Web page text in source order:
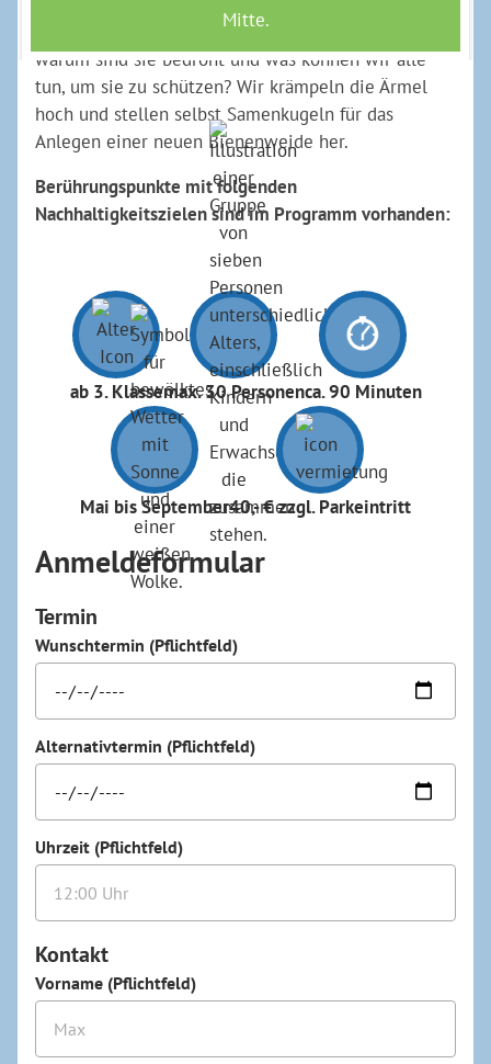
bestimmen sie. Wie viele Bienenarten gibt es,
warum sind sie bedroht und was können wir alle
tun, um sie zu schützen? Wir krämpeln die Ärmel
hoch und stellen selbst Samenkugeln für das
Anlegen einer neuen Bienenweide her.
Berührungspunkte mit folgenden
Nachhaltigkeitszielen sind im Programm vorhanden:
ab 3. Klassemax. 30 Personenca. 90 Minuten
Mai bis September40,- € zzgl. Parkeintritt
Anmeldeformular
Termin
Wunschtermin (Pflichtfeld)
Alternativtermin (Pflichtfeld)
Uhrzeit (Pflichtfeld)
Kontakt
Vorname (Pflichtfeld)